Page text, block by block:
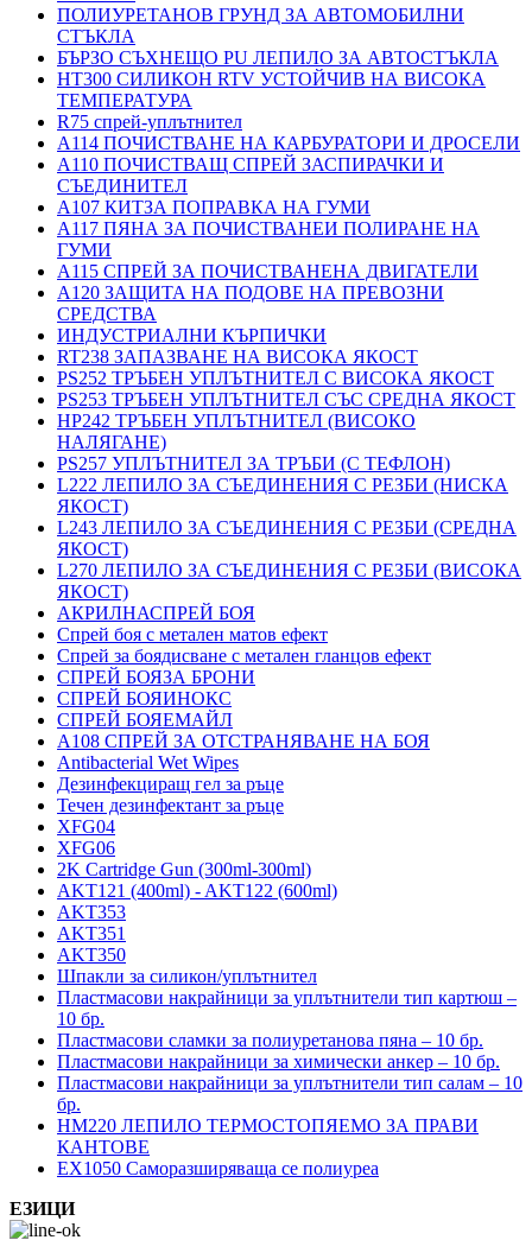
ПОЛИУРЕТАНОВ ГРУНД ЗА АВТОМОБИЛНИ
СТЪКЛА
БЪРЗО СЪХНЕЩО PU ЛЕПИЛО ЗА АВТОСТЪКЛА
HT300 СИЛИКОН RTV УСТОЙЧИВ НА ВИСОКА
ТЕМПЕРАТУРА
R75 спрей-уплътнител
A114 ПОЧИСТВАНЕ НА КАРБУРАТОРИ И ДРОСЕЛИ
A110 ПОЧИСТВАЩ СПРЕЙ ЗАСПИРАЧКИ И
СЪЕДИНИТЕЛ
A107 КИТЗА ПОПРАВКА НА ГУМИ
A117 ПЯНА ЗА ПОЧИСТВАНЕИ ПОЛИРАНЕ НА
ГУМИ
A115 СПРЕЙ ЗА ПОЧИСТВАНЕНА ДВИГАТЕЛИ
A120 ЗАЩИТА НА ПОДОВЕ НА ПРЕВОЗНИ
СРЕДСТВА
ИНДУСТРИАЛНИ КЪРПИЧКИ
RT238 ЗАПАЗВАНЕ НА ВИСОКА ЯКОСТ
PS252 ТРЪБЕН УПЛЪТНИТЕЛ С ВИСОКА ЯКОСТ
PS253 ТРЪБЕН УПЛЪТНИТЕЛ СЪС СРЕДНА ЯКОСТ
HP242 ТРЪБЕН УПЛЪТНИТЕЛ (ВИСОКО
НАЛЯГАНЕ)
PS257 УПЛЪТНИТЕЛ ЗА ТРЪБИ (С ТЕФЛОН)
L222 ЛЕПИЛО ЗА СЪЕДИНЕНИЯ С РЕЗБИ (НИСКА
ЯКОСТ)
L243 ЛЕПИЛО ЗА СЪЕДИНЕНИЯ С РЕЗБИ (СРЕДНА
ЯКОСТ)
L270 ЛЕПИЛО ЗА СЪЕДИНЕНИЯ С РЕЗБИ (ВИСОКА
ЯКОСТ)
АКРИЛНАСПРЕЙ БОЯ
Спрей боя с метален матов ефект
Спрей за боядисване с метален гланцов ефект
СПРЕЙ БОЯЗА БРОНИ
СПРЕЙ БОЯИНОКС
СПРЕЙ БОЯЕМАЙЛ
A108 СПРЕЙ ЗА ОТСТРАНЯВАНЕ НА БОЯ
Antibacterial Wet Wipes
Дезинфекциращ гел за ръце
Течен дезинфектант за ръце
XFG04
XFG06
2K Cartridge Gun (300ml-300ml)
AKT121 (400ml) - AKT122 (600ml)
AKT353
AKT351
AKT350
Шпакли за силикон/уплътнител
Пластмасови накрайници за уплътнители тип картюш –
10 бр.
Пластмасови сламки за полиуретанова пяна – 10 бр.
Пластмасови накрайници за химически анкер – 10 бр.
Пластмасови накрайници за уплътнители тип салам – 10
бр.
HM220 ЛЕПИЛО ТЕРМОСТОПЯЕМО ЗА ПРАВИ
КАНТОВЕ
EX1050 Саморазширяваща се полиуреа
ЕЗИЦИ